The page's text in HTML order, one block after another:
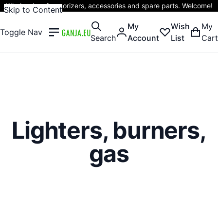
Skip to Content
Wholesaler of vaporizers, accessories and spare parts. Welcome!
Toggle Nav
Search
My
Account
Wish
List
My
Cart
Lighters, burners,
gas